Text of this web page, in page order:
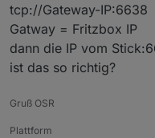
tcp://Gateway-IP:6638
Gatway = Fritzbox IP
dann die IP vom
ist das so richtig?
Gruß OSR
Plattform